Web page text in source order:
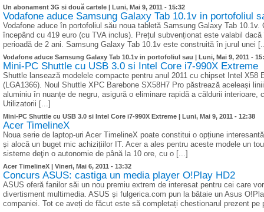
Un abonament 3G si două cartele | Luni, Mai 9, 2011 - 15:32
Vodafone aduce Samsung Galaxy Tab 10.1v in portofoliul
Vodafone aduce în portofoliul său noua tabletă Samsung Galaxy Tab
începând cu 419 euro (cu TVA inclus). Prețul subvenționat este valabil
perioadă de 2 ani. Samsung Galaxy Tab 10.1v este construită în jurul unei
Vodafone aduce Samsung Galaxy Tab 10.1v in portofoliul sau | Luni, Mai 9, 2011 -
Mini-PC Shuttle cu USB 3.0 si Intel Core i7-990X Extreme
Shuttle lansează modelele compacte pentru anul 2011 cu chipset Intel X58
(LGA1366). Noul Shuttle XPC Barebone SX58H7 Pro păstrează aceleași
aluminiu în nuanțe de negru, asigură o eliminare rapidă a căldurii
Utilizatorii [...]
Mini-PC Shuttle cu USB 3.0 si Intel Core i7-990X Extreme | Luni, Mai 9, 2011 - 12:38
Acer TimelineX
Noua serie de laptop-uri Acer TimelineX poate constitui o opțiune
și alocă un buget mic achizițiilor IT. Acer a ales pentru aceste modele un
sisteme deţin o autonomie de până la 10 ore, cu o [...]
Acer TimelineX | Vineri, Mai 6, 2011 - 13:32
Concurs ASUS: castiga un media player O!Play HD2
ASUS oferă fanilor săi un nou premiu extrem de interesat pentru cei care
divertisment multimedia. ASUS și fulgerica.com pun la bătaie un Asus
companiei. Tot ce aveți de făcut este să completați chestionarul prezent